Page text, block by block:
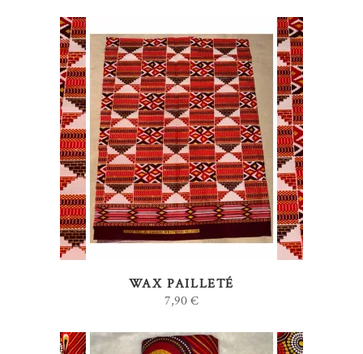
AJOUTER AU PANIER
WAX PAILLETÉ
7,90€